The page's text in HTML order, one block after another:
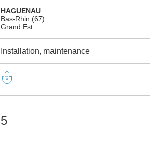
HAGUENAU
Bas-Rhin (67)
Grand Est
Installation, maintenance
5